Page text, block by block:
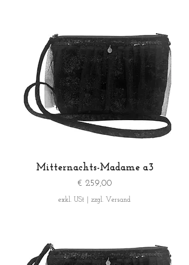
Mitternachts-Madame a3
Preis
€ 259,00
exkl. USt zzgl. Versand